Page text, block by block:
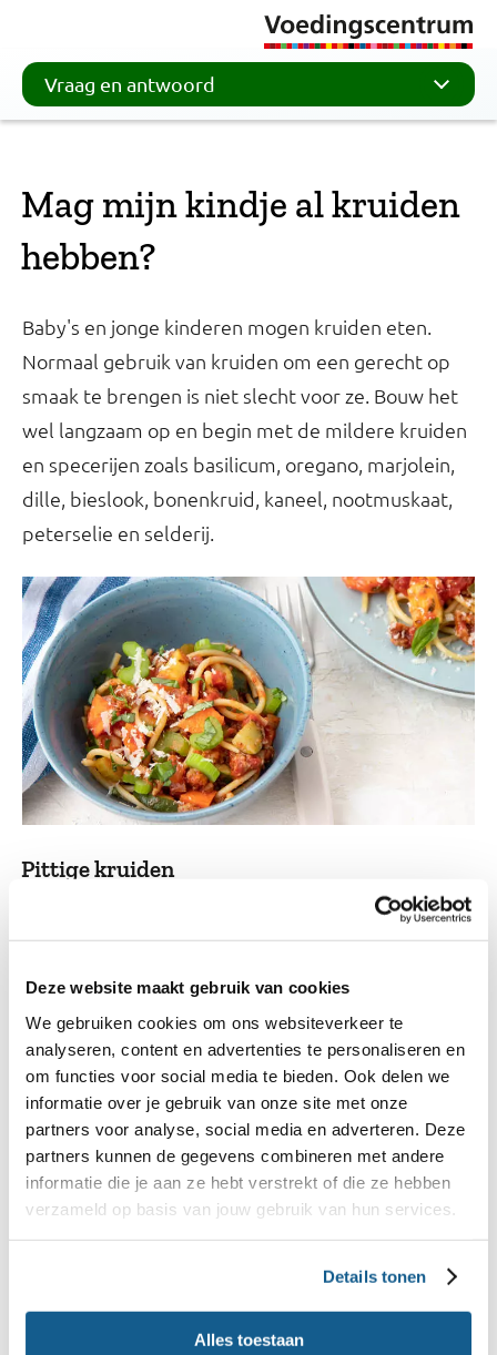
Deze website maakt gebruik van cookies
We gebruiken cookies om ons websiteverkeer te
analyseren, content en advertenties te personaliseren en
om functies voor social media te bieden. Ook delen we
informatie over je gebruik van onze site met onze
partners voor analyse, social media en adverteren. Deze
partners kunnen de gegevens combineren met andere
informatie die je aan ze hebt verstrekt of die ze hebben
verzameld op basis van jouw gebruik van hun services.
Details tonen
Alles toestaan
Vraag en antwoord
Mag mijn kindje al kruiden
hebben?
Baby's en jonge kinderen mogen kruiden eten.
Normaal gebruik van kruiden om een gerecht op
smaak te brengen is niet slecht voor ze. Bouw het
wel langzaam op en begin met de mildere kruiden
en specerijen zoals basilicum, oregano, marjolein,
dille, bieslook, bonenkruid, kaneel, nootmuskaat,
peterselie en selderij.
Pittige kruiden
Pas in het begin op met de wat pittigere kruiden
zoals kerrie, paprikapoeder en peper. Wacht
gebruik van één soort kruid.
Geen zout
Geef jonge kinderen onder de 4 jaar liever geen
kruiden waar ook zout in zit. Dat is niet goed voor
hun nieren. Ook voor oudere kinderen is te veel
zout niet gezond.
Geef baby’s nog geen kaneelthee, venkelthee of